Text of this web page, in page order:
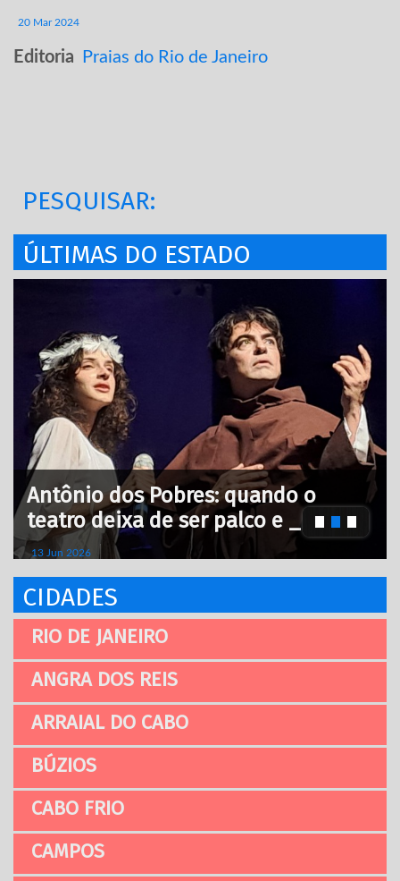
20 Mar 2024
Editoria Praias do Rio de Janeiro
PESQUISAR:
ÚLTIMAS DO ESTADO
o
_
Projeto Floresta Encantada:
Educação Viva, Reconexão
_
08 Jan 2026
CIDADES
RIO DE JANEIRO
ANGRA DOS REIS
ARRAIAL DO CABO
BÚZIOS
CABO FRIO
CAMPOS